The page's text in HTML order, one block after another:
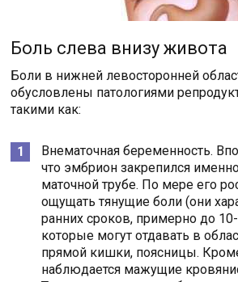
Боль слева внизу живота
Боли в нижней левосторонней
обусловлены патологиями
такими как:
Внематочная беременность.
что эмбрион закрепился
маточной трубе. По мере его
ощущать тянущие боли (они
ранних сроков, примерно до
которые могут отдавать в
прямой кишки, поясницы.
наблюдается мажущие